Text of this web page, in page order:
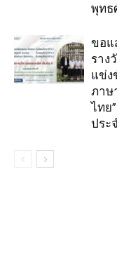
พุทธ
ขอแ
ราง
แข่ง
ภาษ
ไทย
ประ